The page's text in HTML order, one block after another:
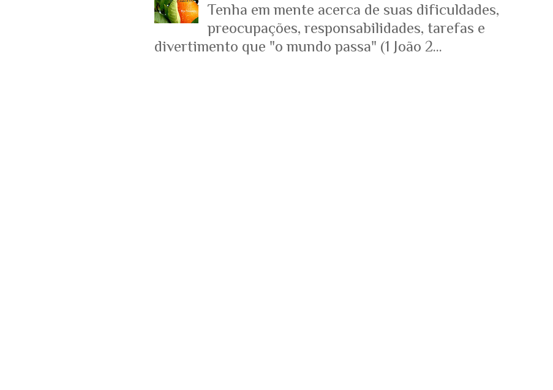
Tenha em mente acerca de suas dificuldades,
preocupações, responsabilidades, tarefas e
divertimento que "o mundo passa" (1 João 2...